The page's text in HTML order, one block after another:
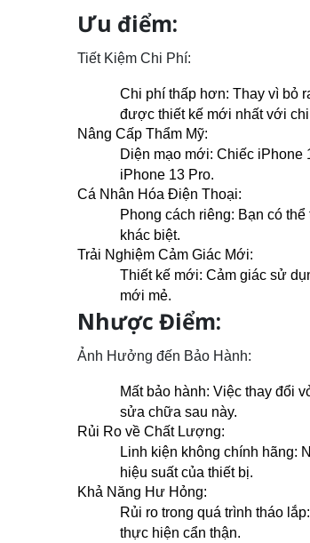
Ưu điểm:
Tiết Kiệm Chi Phí:
Chi phí thấp hơn: Thay vì bỏ
được thiết kế mới nhất với
Nâng Cấp Thẩm Mỹ:
Diện mạo mới: Chiếc iPhone
iPhone 13 Pro.
Cá Nhân Hóa Điện Thoại:
Phong cách riêng: Bạn có
khác biệt.
Trải Nghiệm Cảm Giác Mới:
Thiết kế mới: Cảm giác sử
mới mẻ.
Nhược Điểm:
Ảnh Hưởng đến Bảo Hành:
Mất bảo hành: Việc thay đổi
sửa chữa sau này.
Rủi Ro về Chất Lượng:
Linh kiện không chính hãng:
hiệu suất của thiết bị.
Khả Năng Hư Hỏng:
Rủi ro trong quá trình tháo
thực hiện cẩn thận.